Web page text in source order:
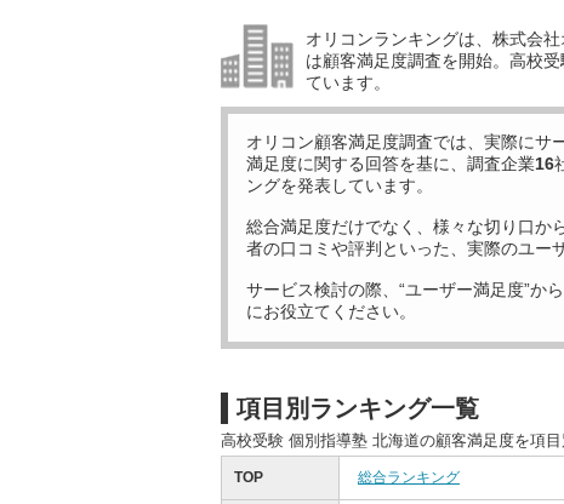
オリコンランキングは、株式会
は顧客満足度調査を開始。高校
ています。
オリコン顧客満足度調査では、実際にサ
満足度に関する回答を基に、調査企業16
ングを発表しています。
総合満足度だけでなく、様々な切り口か
者の口コミや評判といった、実際のユー
サービス検討の際、“ユーザー満足度”か
にお役立てください。
項目別ランキング一覧
高校受験 個別指導塾 北海道の顧客満足度を項
TOP 総合ランキング